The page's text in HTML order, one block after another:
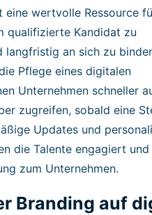
eine wertvolle Ressource
qualifizierte Kandidat zu
langfristig an sich zu
Pflege eines digitalen
Unternehmen schneller
zugreifen, sobald eine
Updates und
die Talente engagiert und
zum Unternehmen.
Branding auf